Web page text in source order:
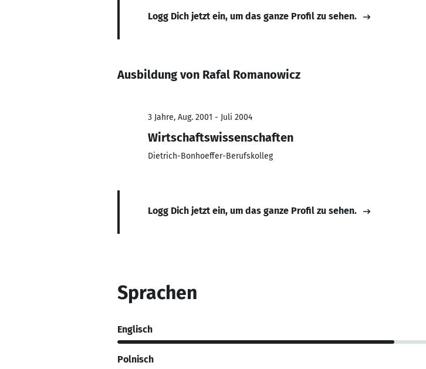
Logg Dich jetzt ein, um das ganze Profil zu sehen.
Ausbildung von Rafal Romanowicz
3 Jahre, Aug. 2001 - Juli 2004
Wirtschaftswissenschaften
Dietrich-Bonhoeffer-Berufskolleg
Logg Dich jetzt ein, um das ganze Profil zu sehen.
Sprachen
Englisch
Polnisch